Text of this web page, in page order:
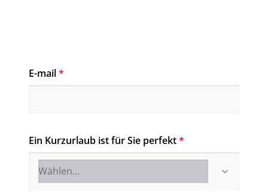
E-mail*
Ein Kurzurlaub ist für Sie perfekt*